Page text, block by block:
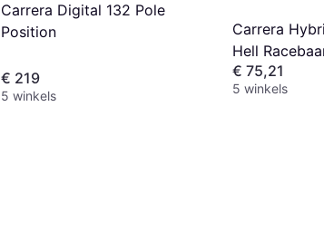
Carrera Digital 132 Pole
Position
€ 219
5 winkels
Carrera
Hell
€ 75,21
5 winkels